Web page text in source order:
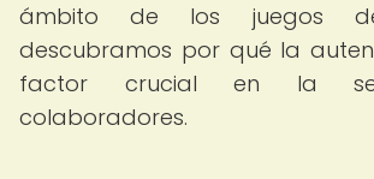
ámbito de los juegos
descubramos por qué la
factor crucial en la
colaboradores.